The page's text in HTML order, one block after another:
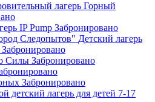
лагерь Горный
IP Pump Забронировано
Детский лагерь
Забронировано
Силы Забронировано
Забронировано